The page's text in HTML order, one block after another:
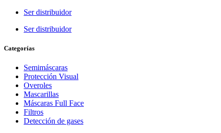
Ser distribuidor
Ser distribuidor
Categorías
Semimáscaras
Protección Visual
Overoles
Mascarillas
Máscaras Full Face
Filtros
Detección de gases